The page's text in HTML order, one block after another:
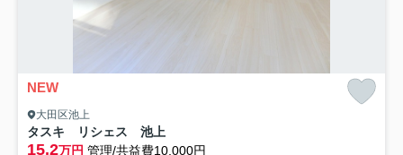
NEW
大田区池上
タスキ リシェス 池上
15.2万円 管理/共益費10,000円